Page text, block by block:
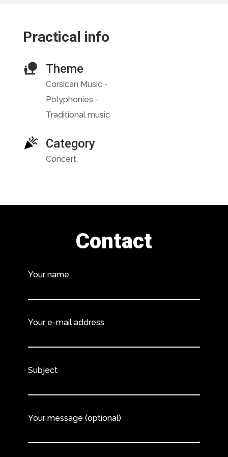
Practical info
Theme
Corsican Music -
Polyphonies -
Traditional music
Category
Concert
Contact
Your name
Your e-mail address
Subject
Your message (optional)